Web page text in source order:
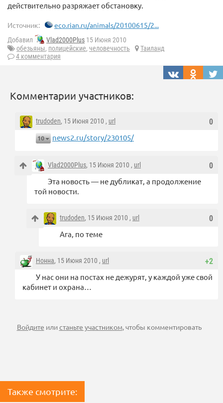
действительно разряжает обстановку.
Источник: eco.rian.ru/animals/20100615/2...
Добавил Vlad2000Plus 15 Июня 2010
обезьяны, полицейские, человечность
Таиланд
4 комментария
Комментарии участников:
0
trudoden, 15 Июня 2010 , url
10 news2.ru/story/230105/
0
Vlad2000Plus, 15 Июня 2010 , url
Эта новость — не дубликат, а продолжение
той новости.
0
trudoden, 15 Июня 2010 , url
Ага, по теме
+2
Нонна, 15 Июня 2010 , url
У нас они на постах не дежурят, у каждой уже свой
кабинет и охрана…
Войдите илистаньте участником, чтобы комментировать
Также смотрите: